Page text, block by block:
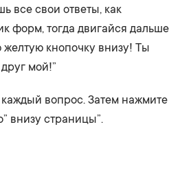
все свои ответы, как
форм, тогда двигайся дальше
кнопочку внизу! Ты
мой!”
каждый вопрос. Затем нажмите
внизу страницы”.